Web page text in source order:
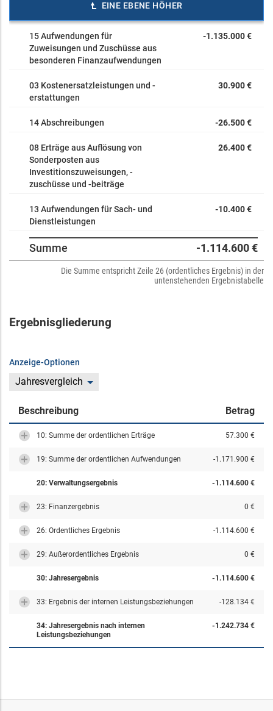
EINE EBENE HÖHER
15 Aufwendungen für
Zuweisungen und Zuschüsse aus
besonderen Finanzaufwendungen
-1.135.000 €
03 Kostenersatzleistungen und -
erstattungen
30.900 €
14 Abschreibungen -26.500 €
08 Erträge aus Auflösung von
Sonderposten aus
Investitionszuweisungen, -
zuschüsse und -beiträge
26.400 €
13 Aufwendungen für Sach- und
Dienstleistungen
-10.400 €
Summe -1.114.600 €
Die Summe entspricht Zeile 26 (ordentliches Ergebnis) in der
untenstehenden Ergebnistabelle
Ergebnisgliederung
Anzeige-Optionen
Jahresvergleich
Beschreibung Betrag
10: Summe der ordentlichen Erträge 57.300 €
19: Summe der ordentlichen Aufwendungen -1.171.900 €
20: Verwaltungsergebnis -1.114.600 €
23: Finanzergebnis 0 €
26: Ordentliches Ergebnis -1.114.600 €
29: Außerordentliches Ergebnis 0 €
30: Jahresergebnis -1.114.600 €
33: Ergebnis der internen Leistungsbeziehungen -128.134 €
34: Jahresergebnis nach internen
Leistungsbeziehungen
-1.242.734 €